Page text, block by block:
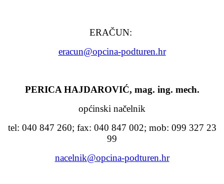
ERAČUN:
eracun@opcina-podturen.hr
PERICA HAJDAROVIĆ, mag. ing. mech.
općinski načelnik
tel: 040 847 260; fax: 040 847 002; mob: 099 327 23
99
nacelnik@opcina-podturen.hr